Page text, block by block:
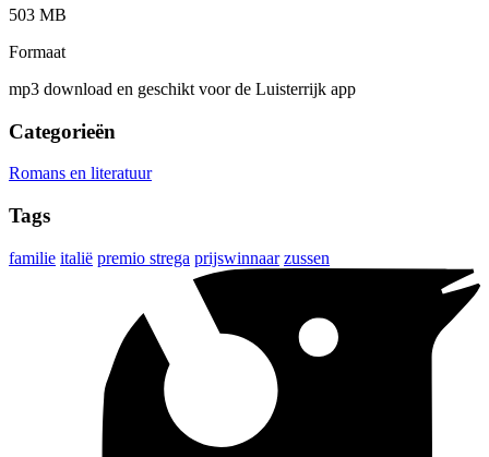
503 MB
Formaat
mp3 download en geschikt voor de Luisterrijk app
Categorieën
Romans en literatuur
Tags
familie italië premio strega prijswinnaar zussen